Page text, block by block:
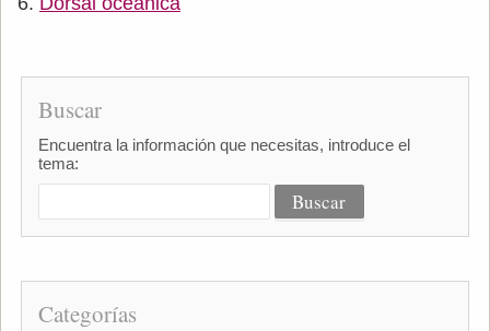
Buscar
Encuentra la información que necesitas, introduce el
tema:
Categorías